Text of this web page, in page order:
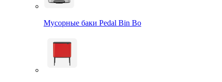
Мусорные баки Pedal Bin Bo